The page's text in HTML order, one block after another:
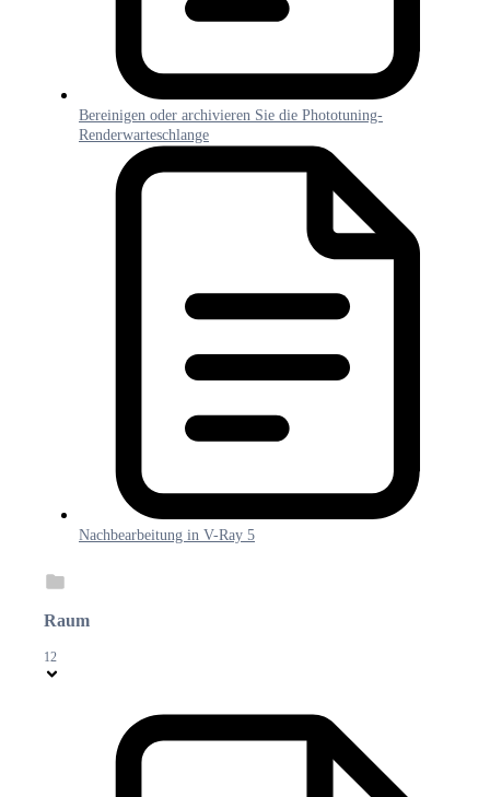
Bereinigen oder archivieren Sie die Phototuning-
Renderwarteschlange
Nachbearbeitung in V-Ray 5
Raum
12